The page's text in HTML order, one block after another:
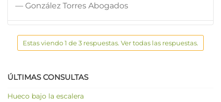
— González Torres Abogados
Estas viendo 1 de 3 respuestas. Ver todas las respuestas.
ÚLTIMAS CONSULTAS
Hueco bajo la escalera